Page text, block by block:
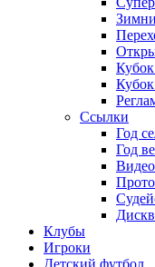
Ссылки
Год
Год
Видео
Клубы
Игроки
Детский футбол